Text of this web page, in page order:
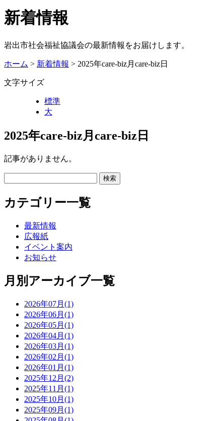
新着情報
岩出市社会福祉協議会の最新情報をお届けします。
ホーム > 新着情報 > 2025年care-biz月care-biz日
文字サイズ
標準
大
2025年care-biz月care-biz日
記事がありません。
カテゴリー一覧
最新情報
広報紙
イベント案内
お知らせ
月別アーカイブ一覧
2026年07月(1)
2026年06月(1)
2026年05月(1)
2026年04月(1)
2026年03月(1)
2026年02月(1)
2026年01月(1)
2025年12月(2)
2025年11月(1)
2025年10月(1)
2025年09月(1)